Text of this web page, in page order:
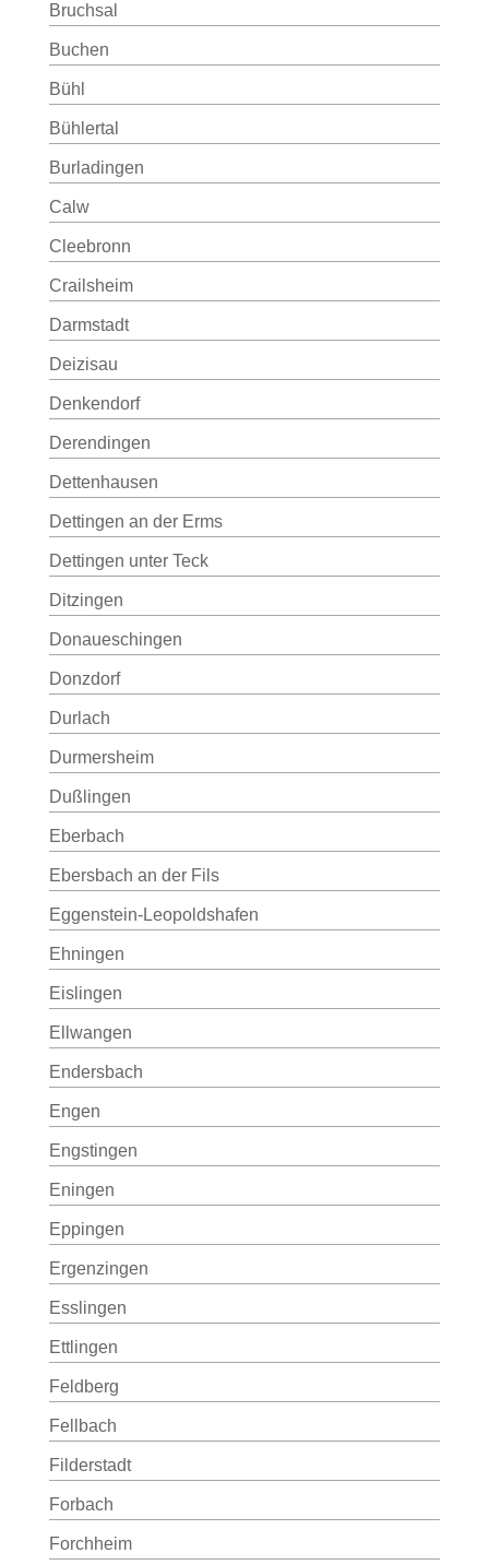
Bruchsal
Buchen
Bühl
Bühlertal
Burladingen
Calw
Cleebronn
Crailsheim
Darmstadt
Deizisau
Denkendorf
Derendingen
Dettenhausen
Dettingen an der Erms
Dettingen unter Teck
Ditzingen
Donaueschingen
Donzdorf
Durlach
Durmersheim
Dußlingen
Eberbach
Ebersbach an der Fils
Eggenstein-Leopoldshafen
Ehningen
Eislingen
Ellwangen
Endersbach
Engen
Engstingen
Eningen
Eppingen
Ergenzingen
Esslingen
Ettlingen
Feldberg
Fellbach
Filderstadt
Forbach
Forchheim